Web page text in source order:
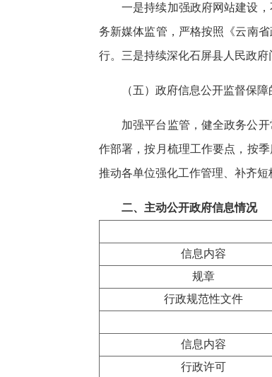
一是持续加强政府网站建设
务新媒体监管，严格按照《云南
行。三是持续深化石屏县人民政府
（五）政府信息公开监督保
加强平台监管，健全政务公
作部署，按月梳理工作要点，按
推动各单位强化工作管理、补齐短
二、主动公开政府信息情况
信息内容
规章
行政规范性文件
信息内容
行政许可